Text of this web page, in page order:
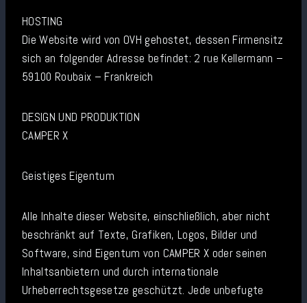
HOSTING
Die Website wird von OVH gehostet, dessen Firmensitz
sich an folgender Adresse befindet: 2 rue Kellermann –
59100 Roubaix – Frankreich
DESIGN UND PRODUKTION
CAMPER X
Geistiges Eigentum
Alle Inhalte dieser Website, einschließlich, aber nicht
beschränkt auf Texte, Grafiken, Logos, Bilder und
Software, sind Eigentum von CAMPER X oder seinen
Inhaltsanbietern und durch internationale
Urheberrechtsgesetze geschützt. Jede unbefugte